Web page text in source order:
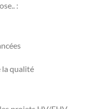
:
la qualité